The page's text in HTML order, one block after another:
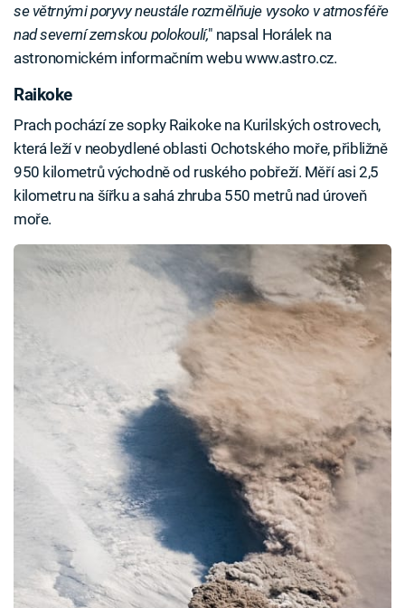
se větrnými poryvy neustále rozmělňuje vysoko v atmosféře
nad severní zemskou polokoulí," napsal Horálek na
astronomickém informačním webu www.astro.cz.
Raikoke
Prach pochází ze sopky Raikoke na Kurilských ostrovech,
která leží v neobydlené oblasti Ochotského moře, přibližně
950 kilometrů východně od ruského pobřeží. Měří asi 2,5
kilometru na šířku a sahá zhruba 550 metrů nad úroveň
moře.